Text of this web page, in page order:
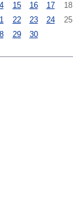
15 16 17 18
22 23 24 25
29 30